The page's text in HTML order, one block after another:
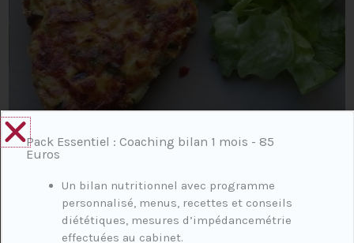
FRITTATA COURGE ET POMME DE TERRE
Pack Essentiel : Coaching bilan 1 mois - 85
Euros
Un bilan nutritionnel avec programme
personnalisé, menus, recettes et conseils
diététiques, mesures d’impédancemétrie
effectuées au cabinet.